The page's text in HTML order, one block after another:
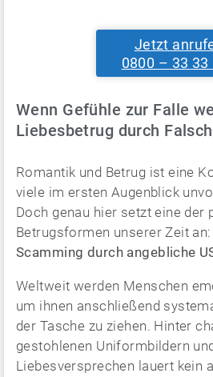
Jetzt
0800 – 33 33
Wenn Gefühle zur Falle
Liebesbetrug durch
Romantik und Betrug ist eine
viele im ersten Augenblick
Doch genau hier setzt eine der
Betrugsformen unserer Zeit an:
Scamming durch angebliche
Weltweit werden Menschen
um ihnen anschließend
der Tasche zu ziehen. Hinter
gestohlenen Uniformbildern
Liebesversprechen lauert kein